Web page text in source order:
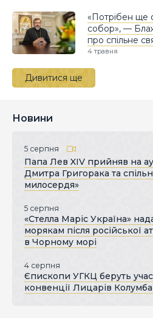
«Потрібен ще
собор», —
про спільне
4 травня
Дивитися ще
Новини
5 серпня
Папа Лев XIV прийняв на
Дмитра Григорака та
милосердя»
5 серпня
«Стелла Маріс Україна»
морякам після російської
в Чорному морі
4 серпня
Єпископи УГКЦ беруть
конвенції Лицарів